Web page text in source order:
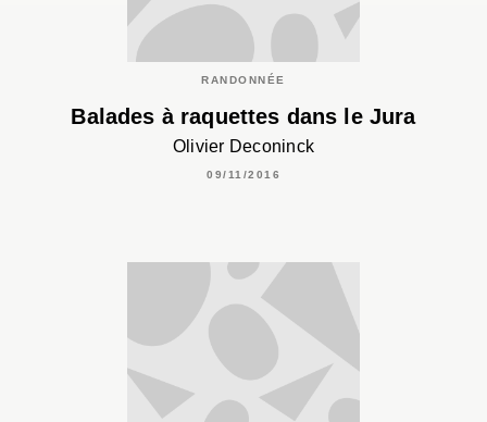
RANDONNÉE
Balades à raquettes dans le Jura
Olivier Deconinck
09/11/2016